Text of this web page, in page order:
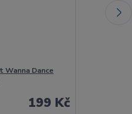
Wanna Dance
199 Kč